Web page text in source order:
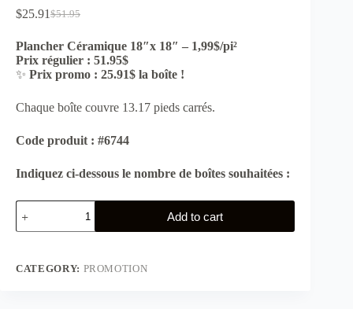
$51.95
Original
was:
$51.95.
$25.91Current
is:
$25.91.
Plancher Céramique 18″x 18″ – 1,99$/pi²
Prix régulier : 51.95$
✨ Prix promo : 25.91$ la boîte !
Chaque boîte couvre 13.17 pieds carrés.
Code produit : #6744
Indiquez ci-dessous le nombre de boîtes souhaitées :
Tuiles
Céramique
18″
–
Add to cart
CATEGORY: PROMOTION